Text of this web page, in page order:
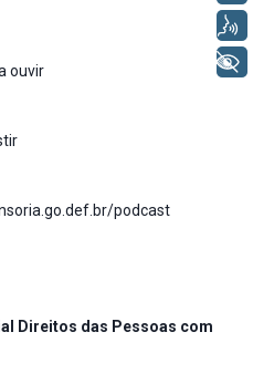
ouvir
podcast
Direitos das Pessoas com